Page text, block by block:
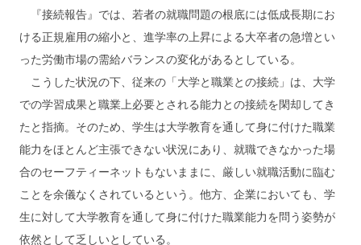
『接続報告』では、若者の就職問題の根底には低成長期にお
ける正規雇用の縮小と、進学率の上昇による大卒者の急増とい
った労働市場の需給バランスの変化があるとしている。
こうした状況の下、従来の「大学と職業との接続」は、大学
での学習成果と職業上必要とされる能力との接続を閑却してき
たと指摘。そのため、学生は大学教育を通して身に付けた職業
能力をほとんど主張できない状況にあり、就職できなかった場
合のセーフティーネットもないままに、厳しい就職活動に臨む
ことを余儀なくされているという。他方、企業においても、学
生に対して大学教育を通して身に付けた職業能力を問う姿勢が
依然として乏しいとしている。